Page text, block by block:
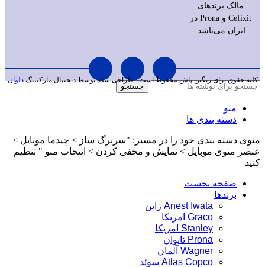
مالک برندهای
Cefixit و Prona در
ایران می‌باشد.
کلیه حقوق برای رنگین پاش محفوظ است طراحی شده توسط دیجیتال مارکتینگدلوان
جستجو
منو
دسته بندی ها
منوی دسته بندی خود را در مسیر: "سربرگ ساز > چیدما موبایل >
عنصر منوی موبایل > نمایش و مخفی کردن > انتخاب منو " تنظیم
کنید
صفحه نخست
برندها
Anest Iwata ژاپن
Graco امریکا
Stanley امریکا
Prona تایوان
Wagner آلمان
Atlas Copco سوئد